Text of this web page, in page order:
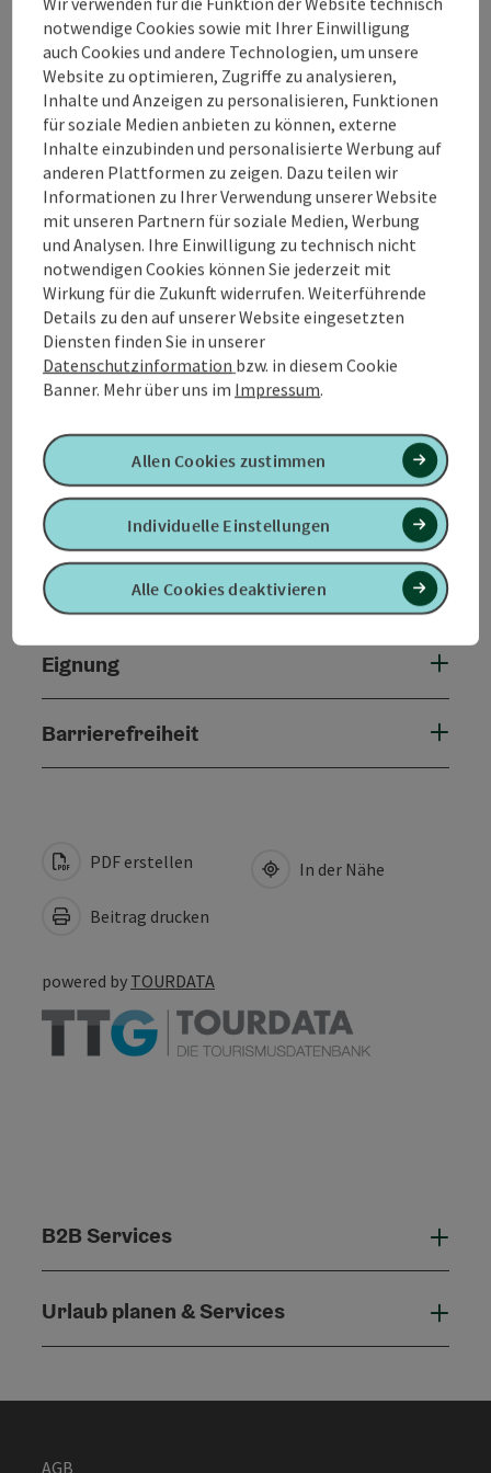
Für uns fertigen fast ausschließlich
oberösterreichische Betriebe.
SCHAURAUM:
Rainerstraße 18
4910 Ried im Innkreis
Terminvereinbarungen unter 0676/4403679
BÜRO:
Gunzing 57
4923 Lohnsburg
Tel.Nr.: 0676/4403609
Fax: 07752/36947 oder office@gurtner-infrarot.at
Kontakt
Öffnungszeiten
Anreise/Lage
Eignung
Barrierefreiheit
PDF erstellen
Beitrag drucken
In der Nähe
powered by TOURDATA
B2B Services
Urlaub planen & Services
AGB
notwendige Cookies sowie mit Ihrer Einwilligung
auch Cookies und andere Technologien, um unsere
Website zu optimieren, Zugriffe zu analysieren,
Inhalte und Anzeigen zu personalisieren, Funktionen
für soziale Medien anbieten zu können, externe
Inhalte einzubinden und personalisierte Werbung auf
anderen Plattformen zu zeigen. Dazu teilen wir
Informationen zu Ihrer Verwendung unserer Website
mit unseren Partnern für soziale Medien, Werbung
und Analysen. Ihre Einwilligung zu technisch nicht
notwendigen Cookies können Sie jederzeit mit
Wirkung für die Zukunft widerrufen. Weiterführende
Details zu den auf unserer Website eingesetzten
Diensten finden Sie in unserer
Datenschutzinformation bzw. in diesem Cookie
Banner. Mehr über uns im Impressum.
Alle Cookies deaktivieren
Individuelle Einstellungen
Allen Cookies zustimmen